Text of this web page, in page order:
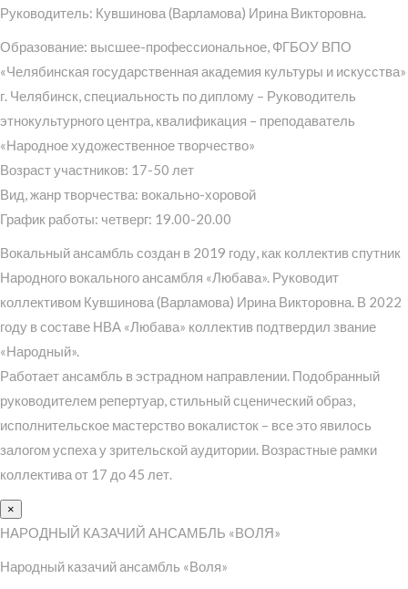
Руководитель: Кувшинова (Варламова) Ирина Викторовна.
Образование: высшее-профессиональное, ФГБОУ ВПО
«Челябинская государственная академия культуры и искусства»
г. Челябинск, специальность по диплому – Руководитель
этнокультурного центра, квалификация – преподаватель
«Народное художественное творчество»
Возраст участников: 17-50 лет
Вид, жанр творчества: вокально-хоровой
График работы: четверг: 19.00-20.00
Вокальный ансамбль создан в 2019 году, как коллектив спутник
Народного вокального ансамбля «Любава». Руководит
коллективом Кувшинова (Варламова) Ирина Викторовна. В 2022
году в составе НВА «Любава» коллектив подтвердил звание
«Народный».
Работает ансамбль в эстрадном направлении. Подобранный
руководителем репертуар, стильный сценический образ,
исполнительское мастерство вокалисток – все это явилось
залогом успеха у зрительской аудитории. Возрастные рамки
коллектива от 17 до 45 лет.
×
НАРОДНЫЙ КАЗАЧИЙ АНСАМБЛЬ «ВОЛЯ»
Народный казачий ансамбль «Воля»